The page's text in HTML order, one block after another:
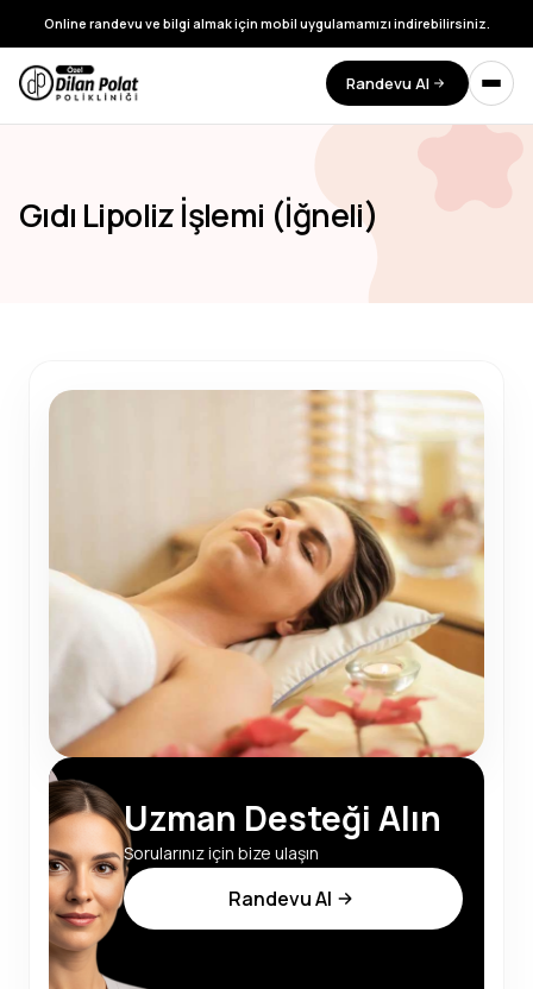
Online randevu ve bilgi almak için mobil uygulamamızı indirebilirsiniz.
Randevu Al
Gıdı Lipoliz İşlemi (İğneli)
Uzman Desteği Alın
Sorularınız için bize ulaşın
Randevu Al